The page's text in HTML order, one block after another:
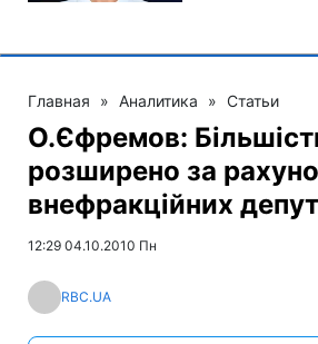
Главная » Аналитика » Статьи
О.Єфремов:
розширено за
внефракційних
12:29 04.10.2010 Пн
RBC.UA